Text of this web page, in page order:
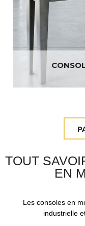
TOUT
EN
Les consoles en
industrielle